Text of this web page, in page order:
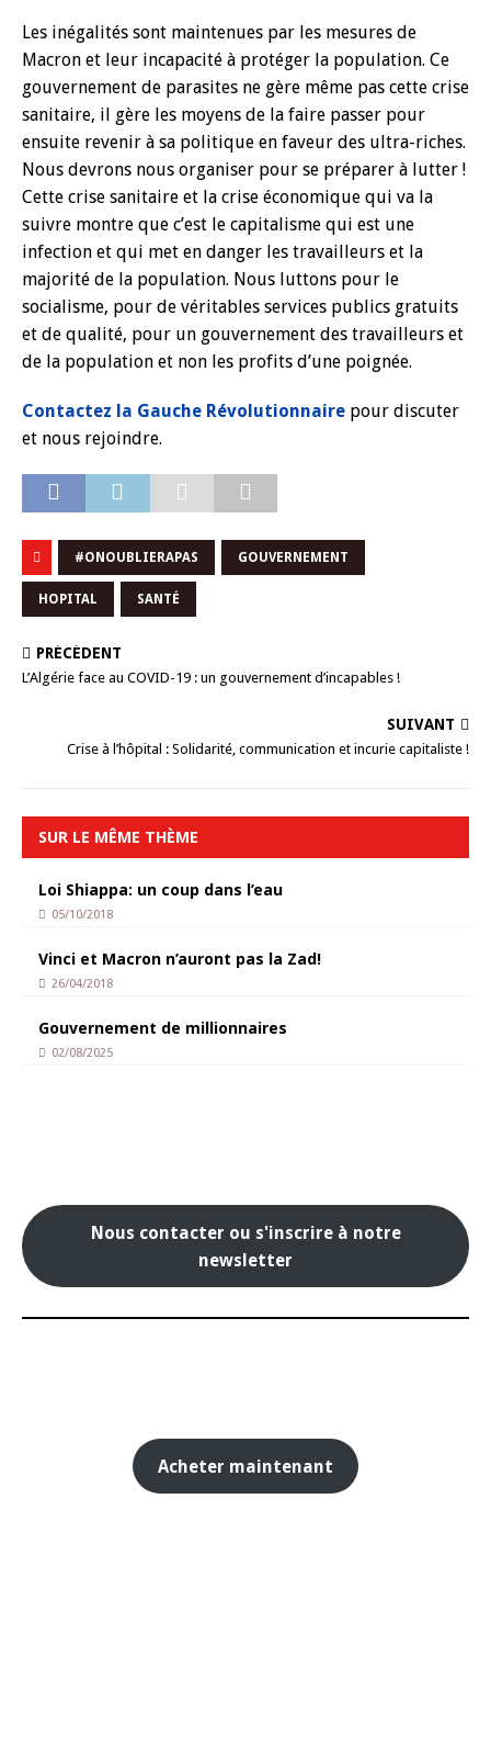
Les inégalités sont maintenues par les mesures de
Macron et leur incapacité à protéger la population. Ce
gouvernement de parasites ne gère même pas cette crise
sanitaire, il gère les moyens de la faire passer pour
ensuite revenir à sa politique en faveur des ultra-riches.
Nous devrons nous organiser pour se préparer à lutter !
Cette crise sanitaire et la crise économique qui va la
suivre montre que c’est le capitalisme qui est une
infection et qui met en danger les travailleurs et la
majorité de la population. Nous luttons pour le
socialisme, pour de véritables services publics gratuits
et de qualité, pour un gouvernement des travailleurs et
de la population et non les profits d’une poignée.
Contactez la Gauche Révolutionnaire pour discuter
et nous rejoindre.
#ONOUBLIERAPAS GOUVERNEMENT
HOPITAL SANTÉ
PRÉCÉDENT
L’Algérie face au COVID-19 : un gouvernement d’incapables !
SUIVANT
Crise à l’hôpital : Solidarité, communication et incurie capitaliste !
SUR LE MÊME THÈME
Loi Shiappa: un coup dans l’eau
05/10/2018
Vinci et Macron n’auront pas la Zad!
26/04/2018
Gouvernement de millionnaires
02/08/2025
Nous contacter ou s'inscrire à notre
newsletter
Acheter maintenant